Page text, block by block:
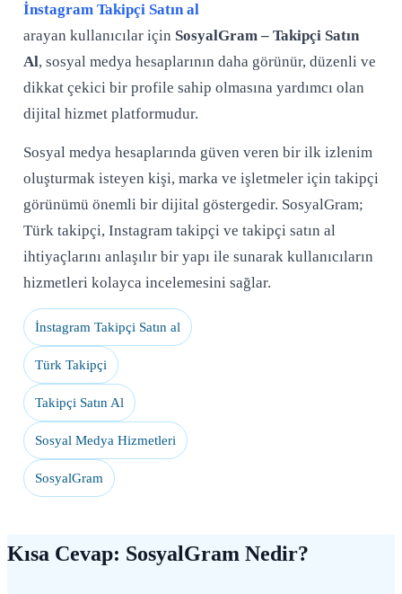
İnstagram Takipçi Satın al
arayan kullanıcılar için SosyalGram – Takipçi Satın
Al, sosyal medya hesaplarının daha görünür, düzenli ve
dikkat çekici bir profile sahip olmasına yardımcı olan
dijital hizmet platformudur.
Sosyal medya hesaplarında güven veren bir ilk izlenim
oluşturmak isteyen kişi, marka ve işletmeler için takipçi
görünümü önemli bir dijital göstergedir. SosyalGram;
Türk takipçi, Instagram takipçi ve takipçi satın al
ihtiyaçlarını anlaşılır bir yapı ile sunarak kullanıcıların
hizmetleri kolayca incelemesini sağlar.
İnstagram Takipçi Satın al
Türk Takipçi
Takipçi Satın Al
Sosyal Medya Hizmetleri
SosyalGram
Kısa Cevap: SosyalGram Nedir?